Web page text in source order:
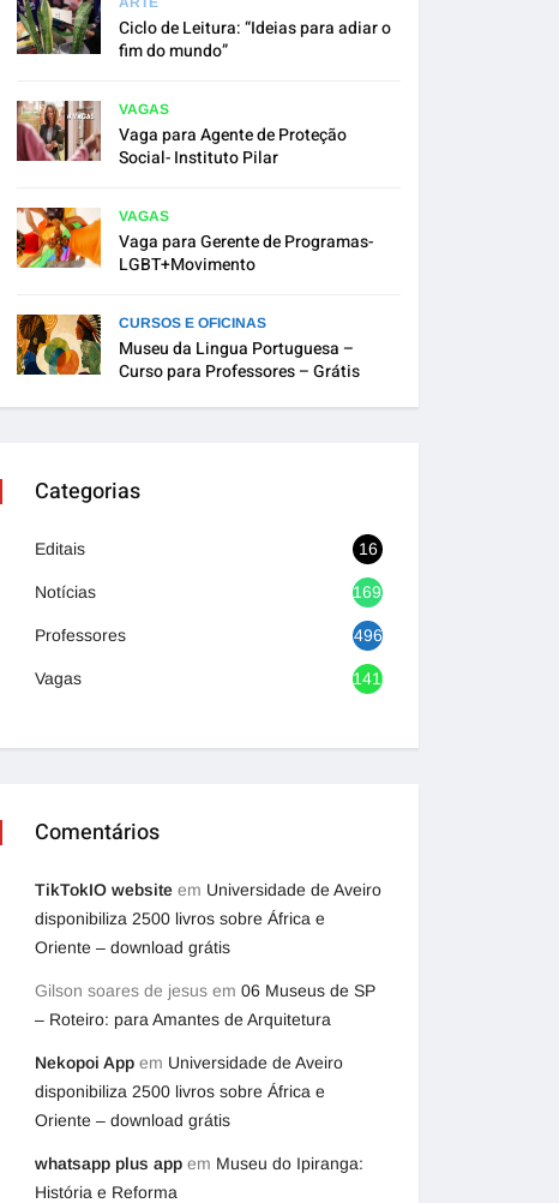
Ciclo de Leitura: “Ideias para adiar o
fim do mundo”
VAGAS
Vaga para Agente de Proteção
Social- Instituto Pilar
VAGAS
Vaga para Gerente de Programas-
LGBT+Movimento
CURSOS E OFICINAS
Museu da Lingua Portuguesa –
Curso para Professores – Grátis
Categorias
Editais 16
Notícias 1692
Professores 496
Vagas 1416
Comentários
TikTokIO website em Universidade de Aveiro
disponibiliza 2500 livros sobre África e
Oriente – download grátis
Gilson soares de jesus em 06 Museus de SP
– Roteiro: para Amantes de Arquitetura
Nekopoi App em Universidade de Aveiro
disponibiliza 2500 livros sobre África e
Oriente – download grátis
whatsapp plus app em Museu do Ipiranga:
História e Reforma